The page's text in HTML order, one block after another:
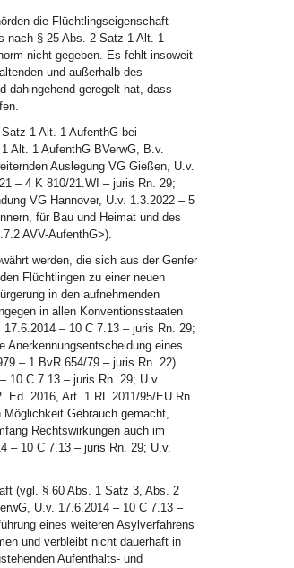
die Flüchtlingseigenschaft
nach § 25 Abs. 2 Satz 1 Alt. 1
nicht gegeben. Es fehlt insoweit
und außerhalb des
dahingehend geregelt hat, dass
1 Alt. 1 AufenthG bei
Alt. 1 AufenthG BVerwG, B.v.
Auslegung VG Gießen, U.v.
– 4 K 810/21.WI – juris Rn. 29;
VG Hannover, U.v. 1.3.2022 – 5
für Bau und Heimat und des
AVV-AufenthG>).
werden, die sich aus der Genfer
Flüchtlingen zu einer neuen
in den aufnehmenden
in allen Konventionsstaaten
– 10 C 7.13 – juris Rn. 29;
Anerkennungsentscheidung eines
– 1 BvR 654/79 – juris Rn. 22).
10 C 7.13 – juris Rn. 29; U.v.
Ed. 2016, Art. 1 RL 2011/95/EU Rn.
Gebrauch gemacht,
Rechtswirkungen auch im
– 10 C 7.13 – juris Rn. 29; U.v.
(vgl. § 60 Abs. 1 Satz 3, Abs. 2
U.v. 17.6.2014 – 10 C 7.13 –
eines weiteren Asylverfahrens
und verbleibt nicht dauerhaft in
Aufenthalts- und